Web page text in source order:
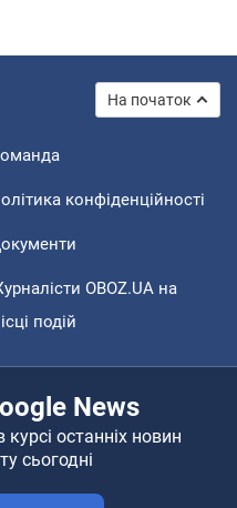
На початок
конфіденційності
OBOZ.UA на
подій
News
останніх новин
сьогодні